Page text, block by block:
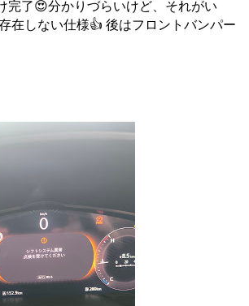
完了😍分かりづらいけど、それがい
在しない仕様👍 後はフロントバンパー